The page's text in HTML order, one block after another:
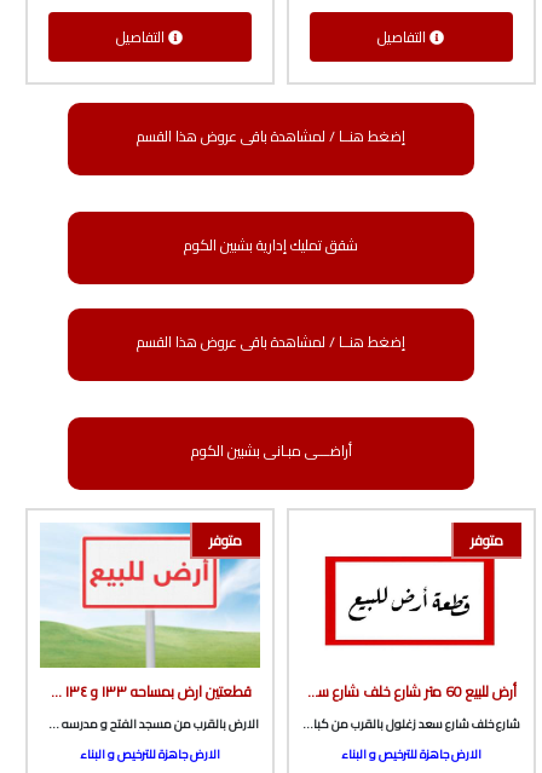
التفاصيل
التفاصيل
إضغط هنــا / لمشاهدة باقى عروض هذا القسم
شقق تمليك إدارية بشبين الكوم
إضغط هنــا / لمشاهدة باقى عروض هذا القسم
أراضـــى مبـانى بشبين الكوم
متوفر
أرض للبيع 60 متر شارع خلف شارع سعد زغلول بالقرب من كباب الجميل الجديد من الوسيط العقارية بشبين الكوم
شارع خلف شارع سعد زغلول بالقرب من كباب الجميل الجديد
الارض جاهزة للترخيص و البناء
متوفر
قطعتين ارض بمساحه ١٣٣ و ١٣٤ متر صافي مباني بالقرب من مسجد الفتح و مدرسه صلاح خطاب من الوسيط العقارية بشبين الكوم
الارض بالقرب من مسجد الفتح و مدرسه صلاح خطاب و الملعب الخامسي بطريق ميت خاقان
الارض جاهزة للترخيص و البناء